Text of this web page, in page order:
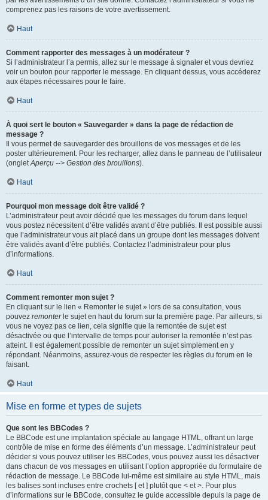
comprenez pas les raisons de votre avertissement.
Haut
Comment rapporter des messages à un modérateur ?
Si l’administrateur l’a permis, allez sur le message à signaler et vous devriez
voir un bouton pour rapporter le message. En cliquant dessus, vous accéderez
aux étapes nécessaires pour le faire.
Haut
À quoi sert le bouton « Sauvegarder » dans la page de rédaction de
message ?
Il vous permet de sauvegarder des brouillons de vos messages et de les
poster ultérieurement. Pour les recharger, allez dans le panneau de l’utilisateur
(ongletAperçu --> Gestion des brouillons).
Haut
Pourquoi mon message doit être validé ?
L’administrateur peut avoir décidé que les messages du forum dans lequel
vous postez nécessitent d’être validés avant d’être publiés. Il est possible aussi
que l’administrateur vous ait placé dans un groupe dont les messages doivent
être validés avant d’être publiés. Contactez l’administrateur pour plus
d’informations.
Haut
Comment remonter mon sujet ?
En cliquant sur le lien « Remonter le sujet » lors de sa consultation, vous
pouvez remonterle sujet en haut du forum sur la première page. Par ailleurs, si
vous ne voyez pas ce lien, cela signifie que la remontée de sujet est
désactivée ou que l’intervalle de temps pour autoriser la remontée n’est pas
atteint. Il est également possible de remonter un sujet simplement en y
répondant. Néanmoins, assurez-vous de respecter les règles du forum en le
faisant.
Haut
Mise en forme et types de sujets
Que sont les BBCodes ?
Le BBCode est une implantation spéciale au langage HTML, offrant un large
contrôle de mise en forme des éléments d’un message. L’administrateur peut
décider si vous pouvez utiliser les BBCodes, vous pouvez aussi les désactiver
dans chacun de vos messages en utilisant l’option appropriée du formulaire de
rédaction de message. Le BBCode lui-même est similaire au style HTML, mais
les balises sont incluses entre crochets [ et ] plutôt que < et >. Pour plus
d’informations sur le BBCode, consultez le guide accessible depuis la page de